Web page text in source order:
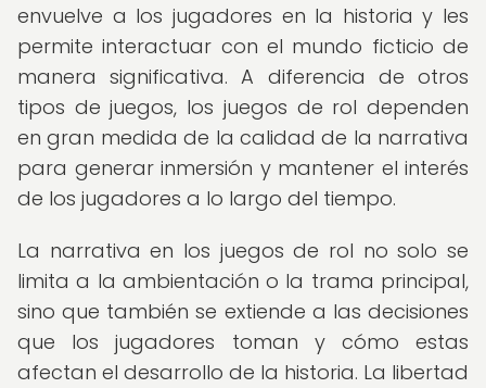
envuelve a los jugadores en la historia y les
permite interactuar con el mundo ficticio de
manera significativa. A diferencia de otros
tipos de juegos, los juegos de rol dependen
en gran medida de la calidad de la narrativa
para generar inmersión y mantener el interés
de los jugadores a lo largo del tiempo.
La narrativa en los juegos de rol no solo se
limita a la ambientación o la trama principal,
sino que también se extiende a las decisiones
que los jugadores toman y cómo estas
afectan el desarrollo de la historia. La libertad